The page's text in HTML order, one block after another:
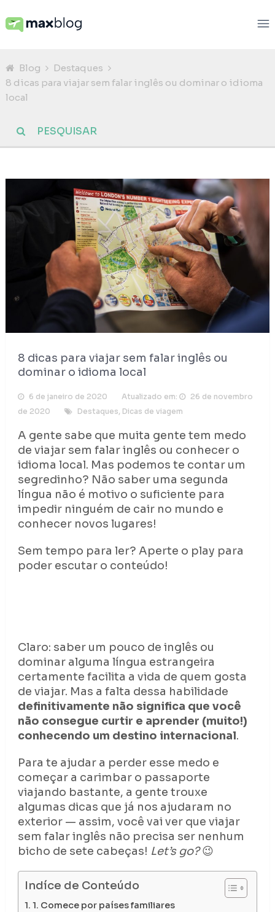
Blog
Destaques
8 dicas para viajar sem falar inglês ou dominar o idioma
local
8 dicas para viajar sem falar inglês ou
dominar o idioma local
6 de janeiro de 2020 Atualizado em:
26 de novembro
de 2020
Destaques, Dicas de viagem
A gente sabe que muita gente tem medo
de viajar sem falar inglês ou conhecer o
idioma local. Mas podemos te contar um
segredinho? Não saber uma segunda
língua não é motivo o suficiente para
impedir ninguém de cair no mundo e
conhecer novos lugares!
Sem tempo para ler? Aperte o play para
poder escutar o conteúdo!
Claro: saber um pouco de inglês ou
dominar alguma língua estrangeira
certamente facilita a vida de quem gosta
de viajar. Mas a falta dessa habilidade
definitivamente não significa que você
não consegue curtir e aprender (muito!)
conhecendo um destino internacional.
Para te ajudar a perder esse medo e
começar a carimbar o passaporte
viajando bastante, a gente trouxe
algumas dicas que já nos ajudaram no
exterior — assim, você vai ver que viajar
sem falar inglês não precisa ser nenhum
bicho de sete cabeças! Let’s go?😉
Indíce de Conteúdo
1. Comece por países familiares